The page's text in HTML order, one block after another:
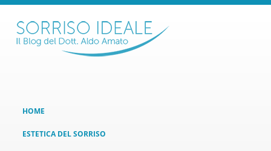
HOME
ESTETICA DEL SORRISO